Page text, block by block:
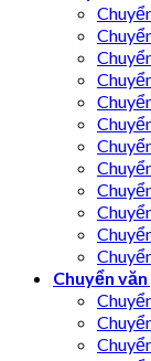
Chuyển